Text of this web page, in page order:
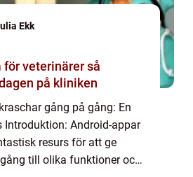
Ekk
veterinärer så
på kliniken
gång på gång: En
Introduktion: Android-appar
resurs för att ge
till olika funktioner och